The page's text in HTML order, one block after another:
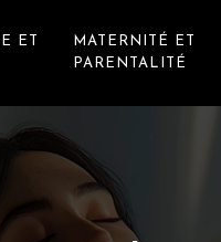
ET
MATERNITÉ ET
PARENTALITÉ